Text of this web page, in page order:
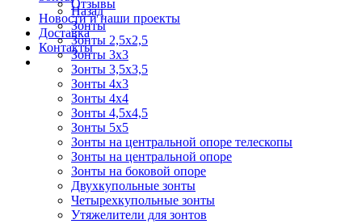
Отзывы
Новости и наши проекты
Доставка
Контакты
Назад
Зонты
Зонты 2,5х2,5
Зонты 3х3
Зонты 3,5х3,5
Зонты 4х3
Зонты 4х4
Зонты 4,5х4,5
Зонты 5х5
Зонты на центральной опоре телескопы
Зонты на центральной опоре
Зонты на боковой опоре
Двухкупольные зонты
Четырехкупольные зонты
Утяжелители для зонтов